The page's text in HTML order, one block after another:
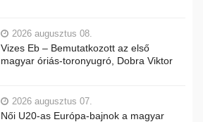
2026 augusztus 08.
Vizes Eb – Bemutatkozott az első
magyar óriás-toronyugró, Dobra Viktor
2026 augusztus 07.
Női U20-as Európa-bajnok a magyar